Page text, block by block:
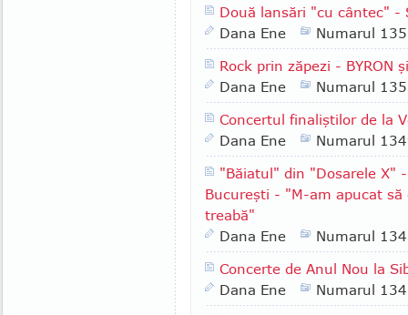
Două lansări "cu cântec" -
Dana Ene
Numarul
Rock prin zăpezi - BYRON
Dana Ene
Numarul
Concertul finaliştilor de la
Dana Ene
Numarul
"Băiatul" din "Dosarele X"
Bucureşti - "M-am apucat
treabă"
Dana Ene
Numarul
Concerte de Anul Nou la
Dana Ene
Numarul